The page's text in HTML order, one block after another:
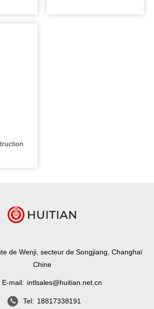
de Wenji, secteur de Songjiang, Changhaï
Chine
E-mail: intlsales@huitian.net.cn
Tel: 18817338191